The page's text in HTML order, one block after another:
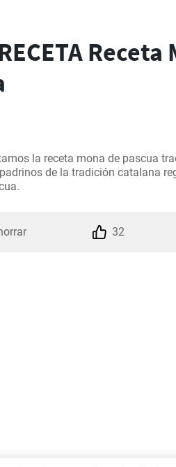
Receta
la receta mona de pascua
de la tradición catalana
32